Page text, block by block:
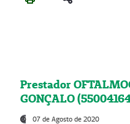
Prestador
GONÇALO
07 de Agosto de 2020